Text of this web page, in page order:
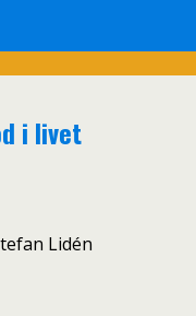
i livet
Lidén